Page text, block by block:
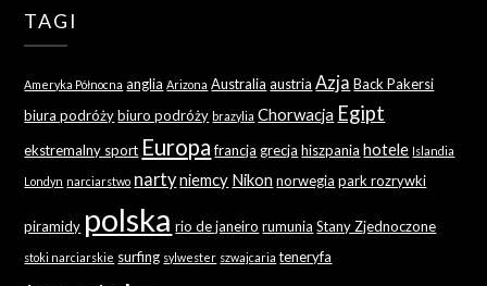
TAGI
Ameryka Północna anglia Arizona Australia austria Azja Back Pakersi
biura podróży biuro podróży brazylia Chorwacja Egipt
ekstremalny sport Europa francja grecja hiszpania hotele Islandia
Londyn narciarstwo nartyniemcy Nikon norwegia park rozrywki
piramidy polska rio de janeiro rumunia Stany Zjednoczone
stoki narciarskie surfing sylwester szwajcaria teneryfa